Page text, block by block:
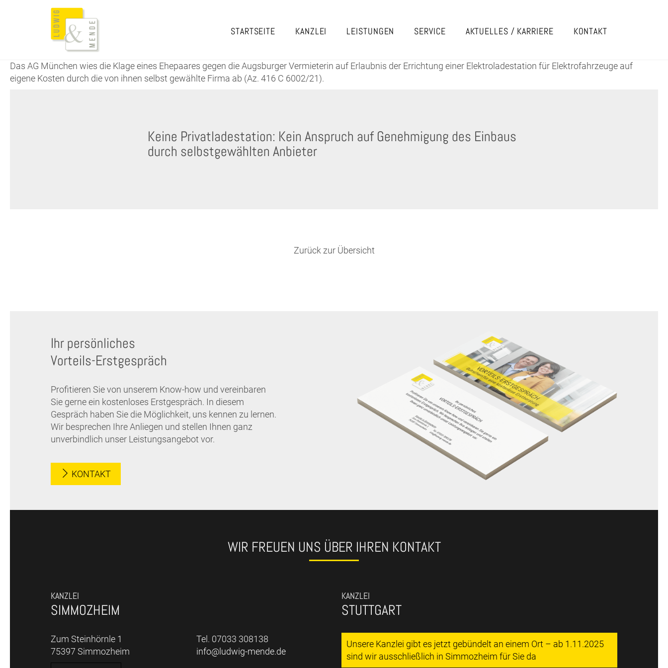
STARTSEITE KANZLEI LEISTUNGEN SERVICE AKTUELLES / KARRIERE KONTAKT
Das AG München wies die Klage eines Ehepaares gegen die Augsburger Vermieterin auf Erlaubnis der Errichtung einer Elektroladestation für Elektrofahrzeuge auf
eigene Kosten durch die von ihnen selbst gewählte Firma ab (Az. 416 C 6002/21).
Keine Privatladestation: Kein Anspruch auf Genehmigung des Einbaus
durch selbstgewählten Anbieter
Zurück zur Übersicht
Ihr persönliches
Vorteils-Erstgespräch
Profitieren Sie von unserem Know-how und vereinbaren
Sie gerne ein kostenloses Erstgespräch. In diesem
Gespräch haben Sie die Möglichkeit, uns kennen zu lernen.
Wir besprechen Ihre Anliegen und stellen Ihnen ganz
unverbindlich unser Leistungsangebot vor.
KONTAKT
WIR FREUEN UNS ÜBER IHREN KONTAKT
KANZLEI
SIMMOZHEIM
Zum Steinhörnle 1
75397 Simmozheim
Tel. 07033 308138
info@ludwig-mende.de
KANZLEI
STUTTGART
Unsere Kanzlei gibt es jetzt gebündelt an einem Ort – ab 1.11.2025
sind wir ausschließlich in Simmozheim für Sie da